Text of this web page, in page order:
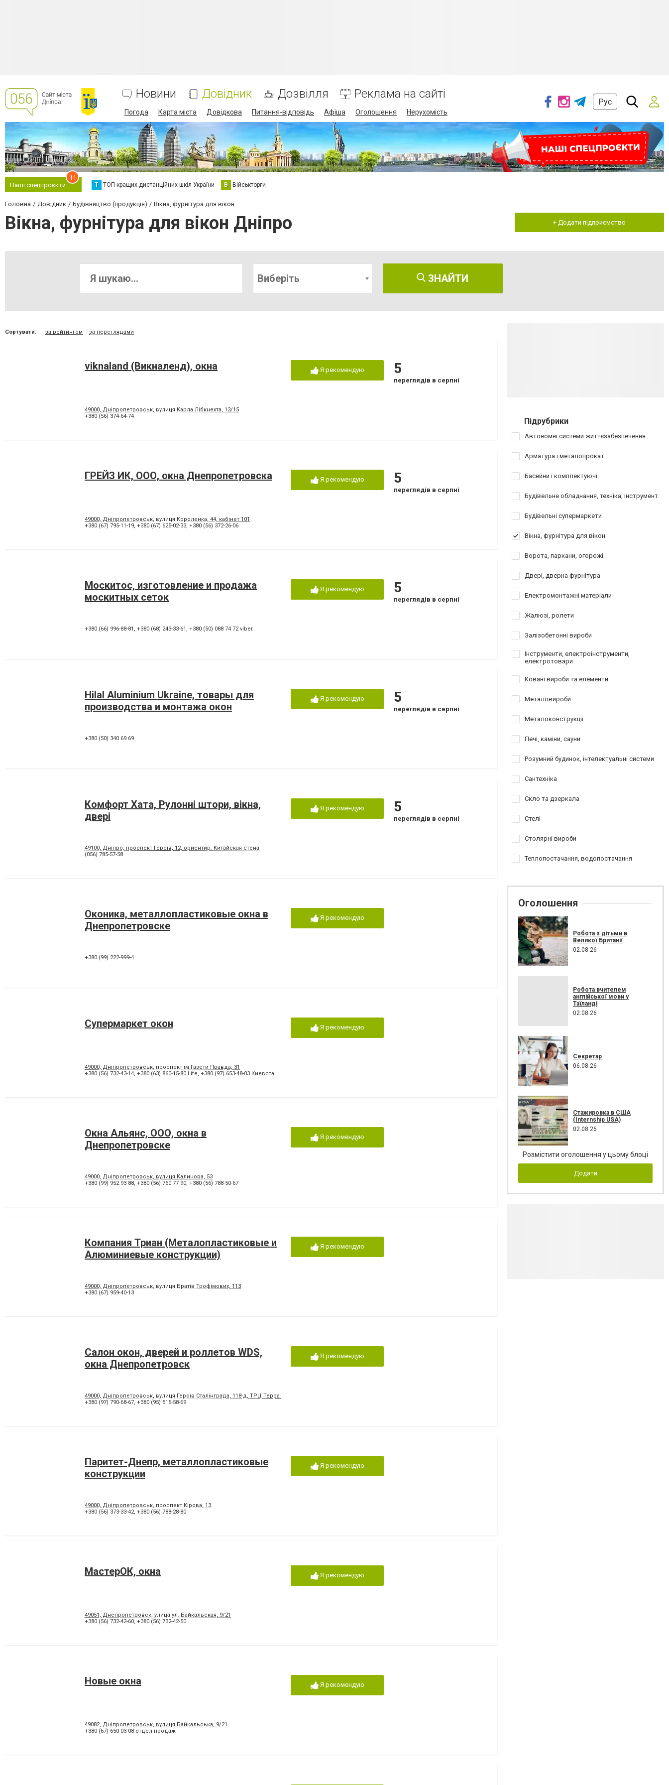
Новини Довідник Дозвілля Реклама на сайті
Погода Карта міста Довідкова Питання-відповідь Афіша Оголошення Нерухомість
Рус
Наші спецпроєкти
11
Т ТОП кращих дистанційних шкіл України В Військторги
Головна Довідник Будівництво (продукція) Вікна, фурнітура для вікон
Вікна, фурнітура для вікон Дніпро + Додати підприємство
Виберіть ЗНАЙТИ
Сортувати: за рейтингом за переглядами
viknaland (Викналенд), окна
49000, Дніпропетровськ, вулиця Карла Лібкнехта, 13/15
+380 (56) 374-64-74
Я рекомендую 5
переглядів в серпні
ГРЕЙЗ ИК, ООО, окна Днепропетровска
49000, Дніпропетровськ, вулиця Короленка, 44, кабінет 101
+380 (67) 795-11-19, +380 (67) 625-02-33, +380 (56) 372-26-06
Я рекомендую 5
переглядів в серпні
Москитос, изготовление и продажа
москитных сеток
+380 (66) 996-88-81 , +380 (68) 243-33-61 , +380 (50) 088 74 72 viber
Я рекомендую 5
переглядів в серпні
Hilal Aluminium Ukraine, товары для
производства и монтажа окон
+380 (50) 340 69 69
Я рекомендую 5
переглядів в серпні
Комфорт Хата, Рулонні штори, вікна,
двері
49100, Дніпро, проспект Героїв, 12, ориентир: Китайская стена
(056) 785-57-58
Я рекомендую 5
переглядів в серпні
Оконика, металлопластиковые окна в
Днепропетровске
+380 (99) 222-999-4
Я рекомендую
Супермаркет окон
49000, Дніпропетровськ, проспект ім.Газети Правда, 31
+380 (56) 732-43-14, +380 (63) 860-15-80 Life, +380 (97) 653-48-03 Киевстар
Я рекомендую
Окна Альянс, ООО, окна в
Днепропетровске
49000, Дніпропетровськ, вулиця Калинова, 53
+380 (99) 952 93 88, +380 (56) 760 77 90, +380 (56) 788-50-67
Я рекомендую
Компания Триан (Металопластиковые и
Алюминиевые конструкции)
49000, Дніпропетровськ, вулиця Братів Трофімових, 113
+380 (67) 959-40-13
Я рекомендую
Салон окон, дверей и роллетов WDS,
окна Днепропетровск
49000, Дніпропетровськ, вулиця Героїв Сталінграда, 118-д, ТРЦ Терра 2 поверх
+380 (97) 790-68-67, +380 (95) 515-58-69
Я рекомендую
Паритет-Днепр, металлопластиковые
конструкции
49000, Дніпропетровськ, проспект Кірова, 13
+380 (56) 373-33-42, +380 (56) 788-28-80
Я рекомендую
МастерОК, окна
49051, Днепропетровск, улица ул. Байкальская, 9/21
+380 (56) 732-42-60, +380 (56) 732-42-50
Я рекомендую
Новые окна
49082, Дніпропетровськ, вулиця Байкальська, 9/21
+380 (67) 650-03-08 отдел продаж
Я рекомендую
Підрубрики
Автономні системи життєзабезпечення
Арматура і металопрокат
Басейни і комплектуючі
Будівельне обладнання, техніка, інструмент
Будівельні супермаркети
Вікна, фурнітура для вікон
Ворота, паркани, огорожі
Двері, дверна фурнітура
Електромонтажні матеріали
Жалюзі, ролети
Залізобетонні вироби
Інструменти, електроінструменти,
електротовари
Ковані вироби та елементи
Металовироби
Металоконструкції
Печі, каміни, сауни
Розумний будинок, інтелектуальні системи
Сантехніка
Скло та дзеркала
Стелі
Столярні вироби
Теплопостачання, водопостачання
Оголошення
Робота з дітьми в
Великої Британії
02.08.26
Робота вчителем
англійської мови у
Таїланді
02.08.26
Секретар
06.08.26
Стажировка в США
(Internship USA)
02.08.26
Розмістити оголошення у цьому блоці
Додати